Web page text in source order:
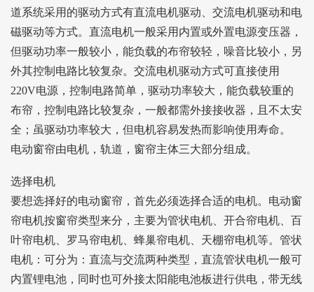
道系统采用的驱动方式有直流电机驱动、交流电机驱动和电
磁驱动等方式。直流电机一般采用内置或外置电源变压器，
但驱动功率一般较小，能负载的布帘较轻，噪音比较小，另
外其控制电路比较复杂。交流电机驱动方式可直接使用
220V电源，控制电路简单，驱动功率较大，能负载较重的
布帘，控制电路比较复杂，一般都需外接接收器，且不太安
全；虽驱动功率较大，但电机容易发热而影响使用寿命。
电动窗帘由电机，轨道，窗帘主体三大部分组成。
选择电机
要想选择好的电动窗帘，首先必须选择合适的电机。电动窗
帘电机按窗帘类型来分，主要为管状电机、开合帘电机、百
叶帘电机、罗马帘电机、蜂巢帘电机、天棚帘电机等。管状
电机：可分为：直流与交流两种类型，直流管状电机一般可
内置锂电池，同时也可外接太阳能电池板进行供电，带无线